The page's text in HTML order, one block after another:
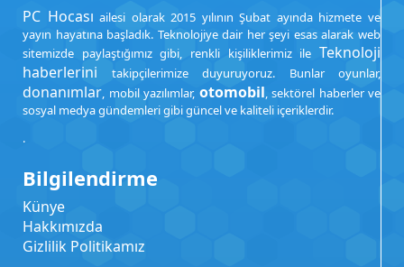
PC Hocası ailesi olarak 2015 yılının Şubat ayında hizmete ve
yayın hayatına başladık. Teknolojiye dair her şeyi esas alarak web
sitemizde paylaştığımız gibi, renkli kişiliklerimiz ile Teknoloji
haberlerini takipçilerimize duyuruyoruz. Bunlar oyunlar,
donanımlar, mobil yazılımlar, otomobil, sektörel haberler ve
sosyal medya gündemleri gibi güncel ve kaliteli içeriklerdir.
.
Bilgilendirme
Künye
Hakkımızda
Gizlilik Politikamız